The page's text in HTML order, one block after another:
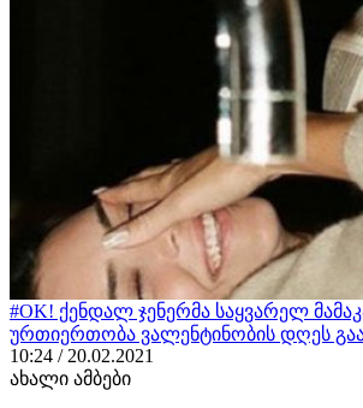
#OK! ქენდალ ჯენერმა საყვარელ
ურთიერთობა ვალენტინობის დღეს
10:24 / 20.02.2021
ახალი ამბები